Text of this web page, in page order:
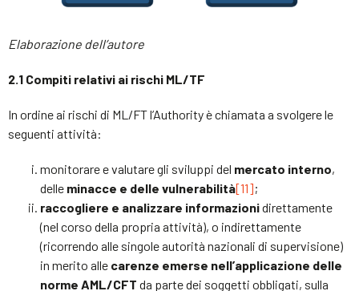
Elaborazione dell’autore
2.1 Compiti relativi ai rischi ML/TF
In ordine ai rischi di ML/FT l’Authority è chiamata a svolgere le
seguenti attività:
monitorare e valutare gli sviluppi del mercato interno,
delle minacce e delle vulnerabilità[11];
raccogliere e analizzare informazionidirettamente
(nel corso della propria attività), o indirettamente
(ricorrendo alle singole autorità nazionali di supervisione)
in merito alle carenze emerse nell’applicazione delle
norme AML/CFT da parte dei soggetti obbligati, sulla